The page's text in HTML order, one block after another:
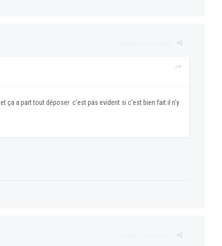
ça a part tout déposer c'est pas evident si c'est bien fait il n'y